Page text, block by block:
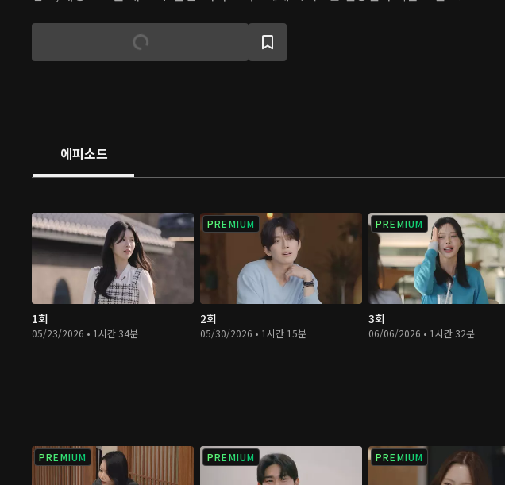
자신의 감정에 솔직할 수 있을까?
에피소드
1회
05/23/2026 • 1시간 34분
PREMIUM
2회
05/30/2026 • 1시간 15분
PREMIUM
3회
06/06/2026 • 1시간 32분
PREMIUM PREMIUM PREMIUM